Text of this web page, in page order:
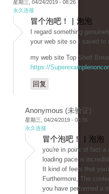
星期三, 04/24/2019 - 08:26
永久连接
冒个泡吧！ | 泡泡
I regard something
your web site so I saved to
my web site Top Shelf
https://
回复
Anonymous (未验证)
星期三, 04/24/2019 - 08:36
永久连接
冒个泡吧！ | 泡泡
you're in point of fact a
loading pace is
It kind of feels that
Furthermore, The
you have performed a